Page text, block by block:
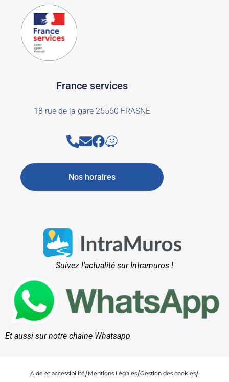
France services
18 rue de la gare 25560 FRASNE
Nos horaires
Suivez l'actualité sur Intramuros !
Et aussi sur notre chaine Whatsapp
Aide et accessibilité Mentions Légales Gestion des cookies